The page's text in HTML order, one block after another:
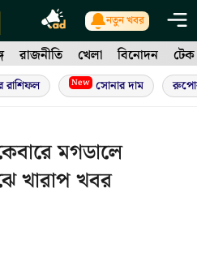
নতুন খবর
রাজনীতি খেলা বিনোদন টেক
New সোনার দাম
মগডালে
খারাপ খবর